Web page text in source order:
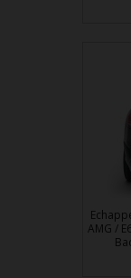
AMG /